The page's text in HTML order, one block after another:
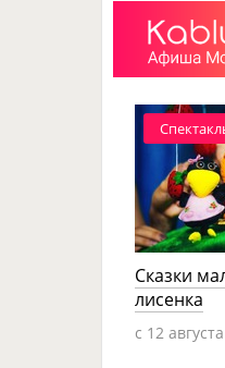
Сказки
лисенка
c 12